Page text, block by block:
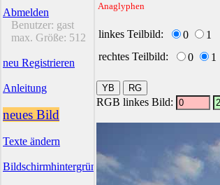
Abmelden
Benutzer: gast
max. Größe: 512
neu Registrieren
Anleitung
neues Bild
Texte ändern
Bildschirmhintergründe
Anaglyphen
linkes Teilbild: 0
1
rechtes Teilbild:
0 1
RGB linkes Bild: